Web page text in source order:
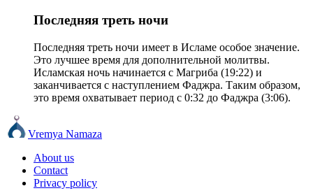
Последняя треть ночи
Последняя треть ночи имеет в Исламе особое значение.
Это лучшее время для дополнительной молитвы.
Исламская ночь начинается с Магриба (19:22) и
заканчивается с наступлением Фаджра. Таким образом,
это время охватывает период с 0:32 до Фаджра (3:06).
Vremya Namaza
About us
Contact
Privacy policy